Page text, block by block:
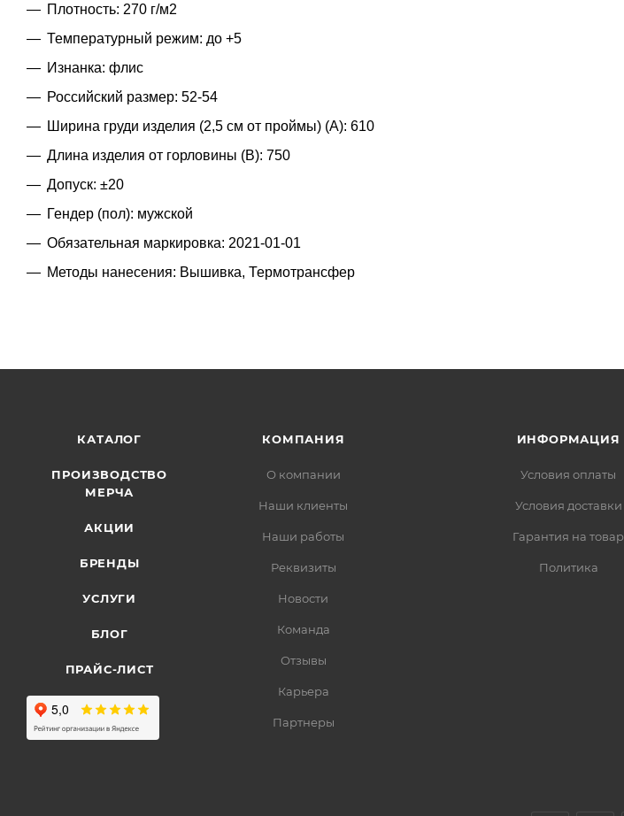
Плотность: 270 г/м2
Температурный режим: до +5
Изнанка: флис
Российский размер: 52-54
Ширина груди изделия (2,5 см от проймы) (A): 610
Длина изделия от горловины (B): 750
Допуск: ±20
Гендер (пол): мужской
Обязательная маркировка: 2021-01-01
Методы нанесения: Вышивка, Термотрансфер
КАТАЛОГ
ПРОИЗВОДСТВО
МЕРЧА
АКЦИИ
БРЕНДЫ
УСЛУГИ
БЛОГ
ПРАЙС-ЛИСТ
КОМПАНИЯ
О компании
Наши клиенты
Наши работы
Реквизиты
Новости
Команда
Отзывы
Карьера
Партнеры
ИНФОРМАЦИЯ
Условия оплаты
Условия доставки
Гарантия на товар
Политика